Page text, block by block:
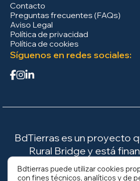
Contacto
Preguntas frecuentes (FAQs)
Aviso Legal
Política de privacidad
Política de cookies
Síguenos en redes sociales:
BdTierras es un proyecto
Rural Bridge y está
Ministerio para la
Reto Demográfico
Bdtierras puede utilizar cookies
con fines técnicos, analíticos y de